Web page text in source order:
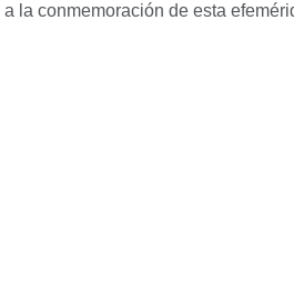
la conmemoración de esta